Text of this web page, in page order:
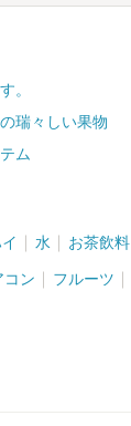
。
瑞々しい果物
ム
水 お茶飲料
コン フルーツ